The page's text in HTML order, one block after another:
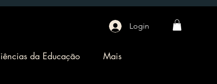
Login
da Educação Mais